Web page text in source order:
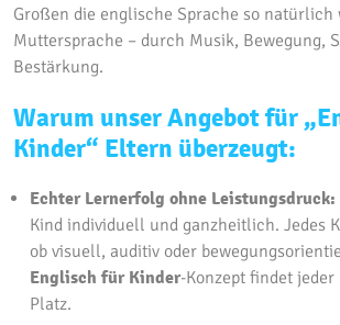
Großen die englische Sprache so natürlich
Muttersprache – durch Musik, Bewegung,
Bestärkung.
Warum unser Angebot für
Kinder“ Eltern überzeugt:
Echter Lernerfolg ohne Leistungsdruck:
Kind individuell und ganzheitlich. Jedes
ob visuell, auditiv oder
Englisch für Kinder-Konzept findet
Platz.